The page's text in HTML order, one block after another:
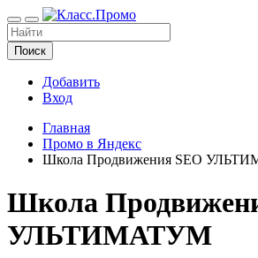
Поиск
Добавить
Вход
Главная
Промо в Яндекс
Школа Продвижения SEO
Школа
УЛЬТИМАТУМ